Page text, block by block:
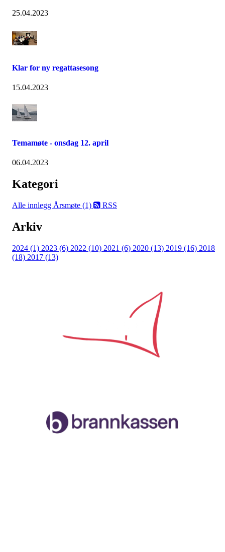
25.04.2023
Klar for ny regattasesong
15.04.2023
Temamøte - onsdag 12. april
06.04.2023
Kategori
Alle innlegg Årsmøte (1) RSS
Arkiv
2024 (1) 2023 (6) 2022 (10) 2021 (6) 2020 (13) 2019 (16) 2018
(18) 2017 (13)